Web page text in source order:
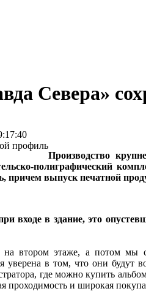
Севера»
Производство
полиграфический
выпуск печатной
входе в здание, это
втором этаже, а потом мы
уверена в том, что они будут
где можно купить
проходимость и широкая